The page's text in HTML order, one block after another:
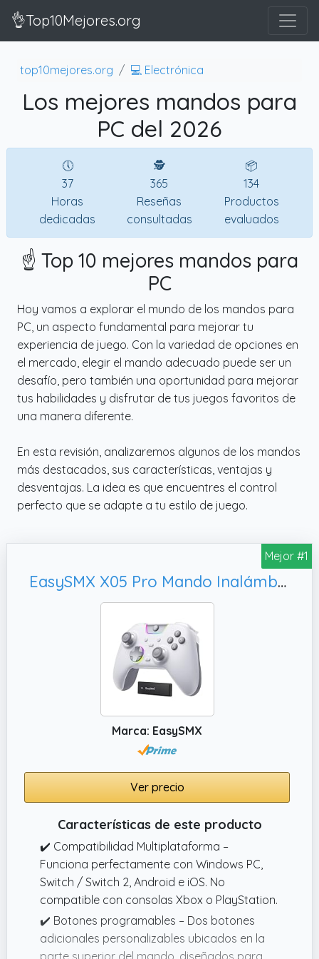
👌Top10Mejores.org
top10mejores.org 💻 Electrónica
Los mejores mandos para
PC del 2026
🕔
37
Horas
dedicadas
🕵
365
Reseñas
consultadas
📦
134
Productos
evaluados
☝️ Top 10 mejores mandos para
PC
Hoy vamos a explorar el mundo de los mandos para
PC, un aspecto fundamental para mejorar tu
experiencia de juego. Con la variedad de opciones en
el mercado, elegir el mando adecuado puede ser un
desafío, pero también una oportunidad para mejorar
tus habilidades y disfrutar de tus juegos favoritos de
una manera diferente.
En esta revisión, analizaremos algunos de los mandos
más destacados, sus características, ventajas y
desventajas. La idea es que encuentres el control
perfecto que se adapte a tu estilo de juego.
Mejor #1
EasySMX X05 Pro Mando Inalámbrico para PC – Botones Silenciosos Mejorados, Blanco
Marca: EasySMX
Ver precio
Características de este producto
✔️ Compatibilidad Multiplataforma –
Funciona perfectamente con Windows PC,
Switch / Switch 2, Android e iOS. No
compatible con consolas Xbox o PlayStation.
✔️ Botones programables – Dos botones
adicionales personalizables ubicados en la
parte superior del mando, diseñados para